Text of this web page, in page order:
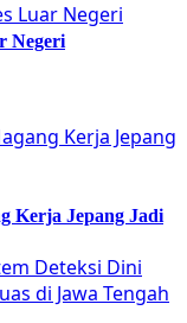
Negeri
Kerja Jepang Jadi